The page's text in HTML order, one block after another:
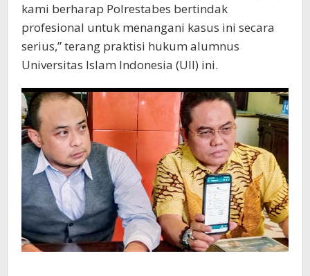
kami berharap Polrestabes bertindak
profesional untuk menangani kasus ini secara
serius,” terang praktisi hukum alumnus
Universitas Islam Indonesia (UII) ini.